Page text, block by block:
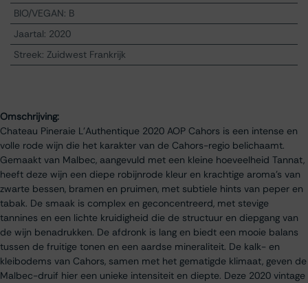
BIO/VEGAN: B
Jaartal: 2020
Streek: Zuidwest Frankrijk
Omschrijving:
Chateau Pineraie L'Authentique 2020 AOP Cahors is een intense en
volle rode wijn die het karakter van de Cahors-regio belichaamt.
Gemaakt van Malbec, aangevuld met een kleine hoeveelheid Tannat,
heeft deze wijn een diepe robijnrode kleur en krachtige aroma’s van
zwarte bessen, bramen en pruimen, met subtiele hints van peper en
tabak. De smaak is complex en geconcentreerd, met stevige
tannines en een lichte kruidigheid die de structuur en diepgang van
de wijn benadrukken. De afdronk is lang en biedt een mooie balans
tussen de fruitige tonen en een aardse mineraliteit. De kalk- en
kleibodems van Cahors, samen met het gematigde klimaat, geven de
Malbec-druif hier een unieke intensiteit en diepte. Deze 2020 vintage